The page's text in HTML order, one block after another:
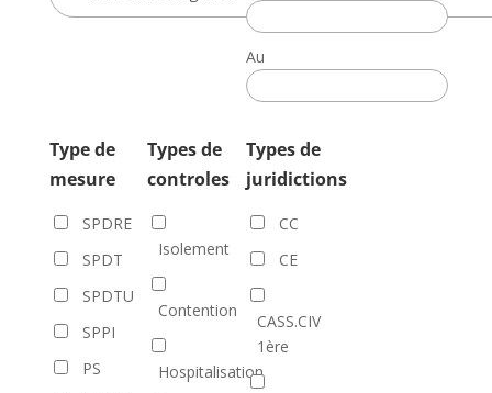
Date
de
la
décision
Au
Date
de
décision
Type de
mesure
SPDRE
SPDT
SPDTU
SPPI
PS
Types de
controles
Isolement
Contention
Hospitalisation
Types de
juridictions
CC
CE
CASS.CIV
1ère